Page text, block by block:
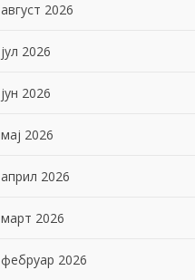
август 2026
јул 2026
јун 2026
мај 2026
април 2026
март 2026
фебруар 2026